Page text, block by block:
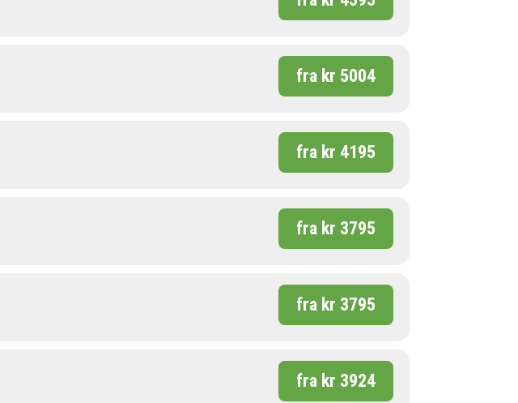
fra kr 5004
fra kr 4195
fra kr 3795
fra kr 3795
fra kr 3924